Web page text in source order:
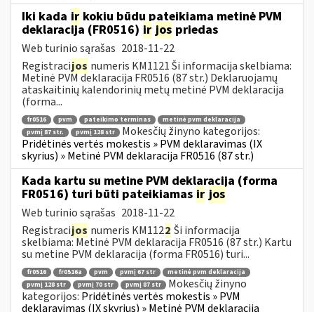
Iki kada ir kokiu būdu pateikiama metinė PVM
deklaracija (FR0516) ir jos priedas
Web turinio sąrašas 2018-11-22
Registracijos numeris KM1121 Ši informacija skelbiama:
Metinė PVM deklaracija FR0516 (87 str.) Deklaruojamų
ataskaitinių kalendorinių metų metinė PVM deklaracija
(forma...
fr0516 pvm pateikimo terminas
metinė pvm deklaracija
pvmį 87 str.
pvmį 128 str
Mokesčių žinyno kategorijos:
Pridėtinės vertės mokestis » PVM deklaravimas (IX
skyrius) » Metinė PVM deklaracija FR0516 (87 str.)
Kada kartu su metine PVM deklaracija (forma
FR0516) turi būti pateikiamas ir jos
Web turinio sąrašas 2018-11-22
Registracijos numeris KM1122 Ši informacija
skelbiama: Metinė PVM deklaracija FR0516 (87 str.) Kartu
su metine PVM deklaracija (forma FR0516) turi...
fr0516 fr0516a pvm pvmį 67 str
metinė pvm deklaracija
pvmį 128 str
pvmį 70 str pvmį 87 str
Mokesčių žinyno
kategorijos: Pridėtinės vertės mokestis » PVM
deklaravimas (IX skyrius) » Metinė PVM deklaracija